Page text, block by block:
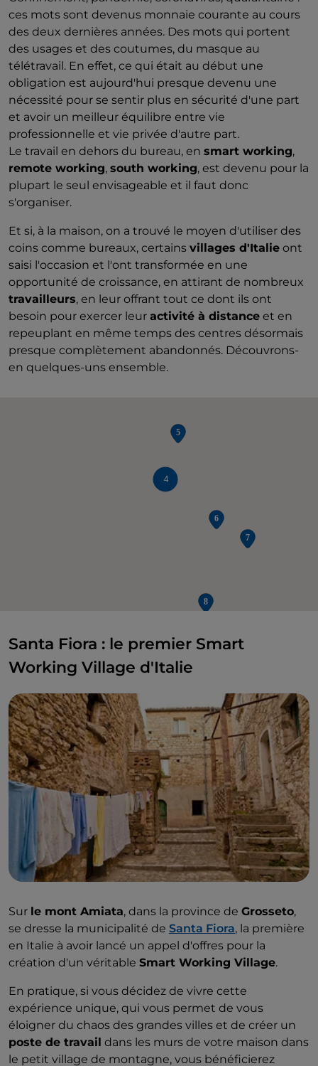
ces mots sont devenus monnaie courante au cours
des deux dernières années. Des mots qui portent
des usages et des coutumes, du masque au
télétravail. En effet, ce qui était au début une
obligation est aujourd'hui presque devenu une
nécessité pour se sentir plus en sécurité d'une part
et avoir un meilleur équilibre entre vie
professionnelle et vie privée d'autre part.
Le travail en dehors du bureau, en smart working,
remote working, south working, est devenu pour la
plupart le seul envisageable et il faut donc
s'organiser.
Et si, à la maison, on a trouvé le moyen d'utiliser des
coins comme bureaux, certains villages d'Italie ont
saisi l'occasion et l'ont transformée en une
opportunité de croissance, en attirant de nombreux
travailleurs, en leur offrant tout ce dont ils ont
besoin pour exercer leur activité à distance et en
repeuplant en même temps des centres désormais
presque complètement abandonnés. Découvrons-
en quelques-uns ensemble.
4
Santa Fiora : le premier Smart
Working Village d'Italie
Sur le mont Amiata, dans la province de Grosseto,
se dresse la municipalité de Santa Fiora, la première
en Italie à avoir lancé un appel d'offres pour la
création d'un véritable Smart Working Village.
En pratique, si vous décidez de vivre cette
expérience unique, qui vous permet de vous
éloigner du chaos des grandes villes et de créer un
poste de travail dans les murs de votre maison dans
le petit village de montagne, vous bénéficierez